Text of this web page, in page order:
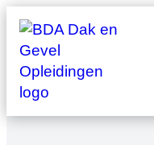
Ga
naar
de
inhoud